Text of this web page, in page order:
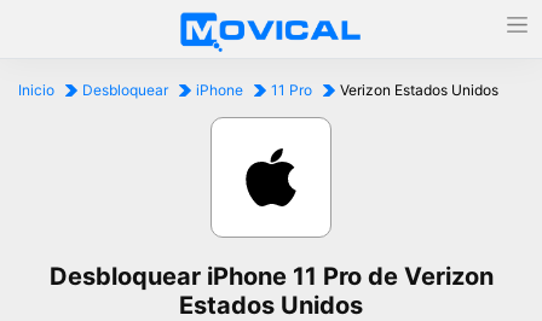
Inicio Desbloquear iPhone 11 Pro Verizon Estados Unidos
Desbloquear iPhone 11 Pro de Verizon
Estados Unidos